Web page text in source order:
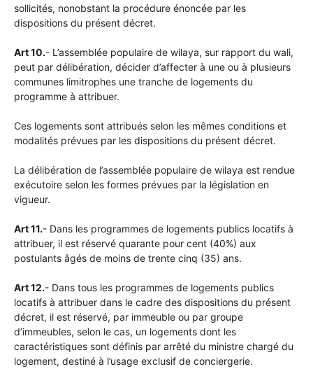
sollicités, nonobstant la procédure énoncée par les
dispositions du présent décret.
Art 10.- L’assemblée populaire de wilaya, sur rapport du wali,
peut par délibération, décider d’affecter à une ou à plusieurs
communes limitrophes une tranche de logements du
programme à attribuer.
Ces logements sont attribués selon les mêmes conditions et
modalités prévues par les dispositions du présent décret.
La délibération de l’assemblée populaire de wilaya est rendue
exécutoire selon les formes prévues par la législation en
vigueur.
Art 11.- Dans les programmes de logements publics locatifs à
attribuer, il est réservé quarante pour cent (40%) aux
postulants âgés de moins de trente cinq (35) ans.
Art 12.- Dans tous les programmes de logements publics
locatifs à attribuer dans le cadre des dispositions du présent
décret, il est réservé, par immeuble ou par groupe
d’immeubles, selon le cas, un logements dont les
caractéristiques sont définis par arrêté du ministre chargé du
logement, destiné à l’usage exclusif de conciergerie.